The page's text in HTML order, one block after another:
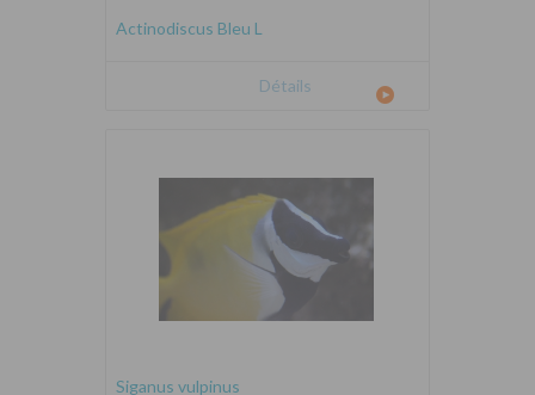
Actinodiscus Bleu L
Détails
Siganus vulpinus